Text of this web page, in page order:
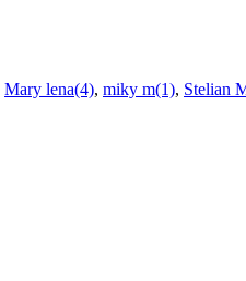
Mary lena(4), miky m(1), Stelian